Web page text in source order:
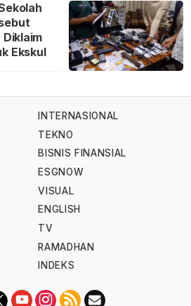
Diklaim
Ekskul
INTERNASIONAL
TEKNO
BISNIS FINANSIAL
ESGNOW
VISUAL
ENGLISH
TV
RAMADHAN
INDEKS